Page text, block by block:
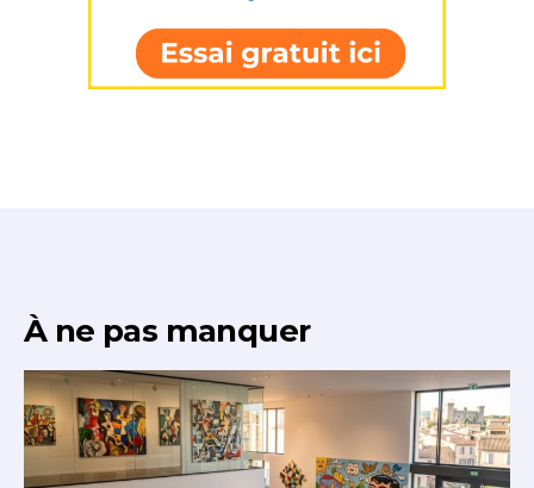
* Champ obligatoire
À ne pas manquer